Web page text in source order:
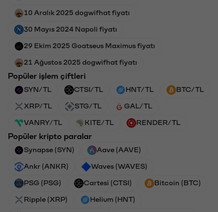
10 Aralık 2025 dogwifhat fiyatı
30 Mayıs 2024 Napoli fiyatı
29 Ekim 2025 Goatseus Maximus fiyatı
21 Ağustos 2025 dogwifhat fiyatı
Popüler işlem çiftleri
SYN/TL CTSI/TL HNT/TL BTC/TL
XRP/TL STG/TL GAL/TL
VANRY/TL KITE/TL RENDER/TL
Popüler kripto paralar
Synapse (SYN) Aave (AAVE)
Ankr (ANKR) Waves (WAVES)
PSG (PSG) Cartesi (CTSI) Bitcoin (BTC)
Ripple (XRP) Helium (HNT)